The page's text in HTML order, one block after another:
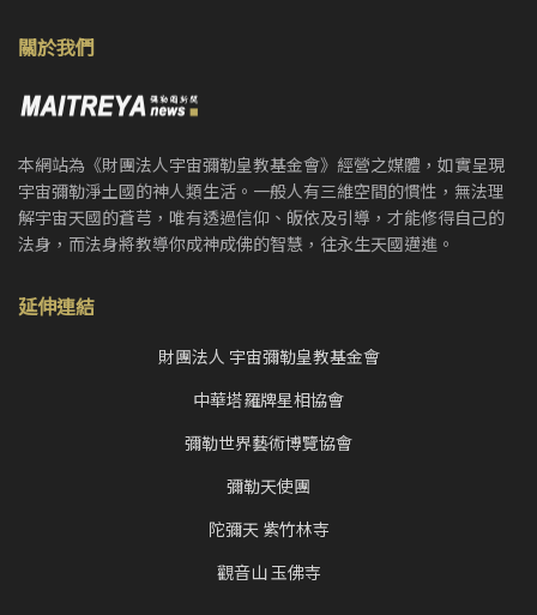
關於我們
本網站為《財團法人宇宙彌勒皇教基金會》經營之媒體，如實呈現
宇宙彌勒淨土國的神人類生活。一般人有三維空間的慣性，無法理
解宇宙天國的蒼芎，唯有透過信仰、皈依及引導，才能修得自己的
法身，而法身將教導你成神成佛的智慧，往永生天國邁進。
延伸連結
財團法人 宇宙彌勒皇教基金會
中華塔羅牌星相協會
彌勒世界藝術博覽協會
彌勒天使團
陀彌天 紫竹林寺
觀音山 玉佛寺